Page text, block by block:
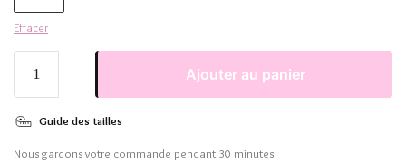
Effacer
Ajouter au panier
Guide des tailles
Nous gardons votre commande pendant 30 minutes